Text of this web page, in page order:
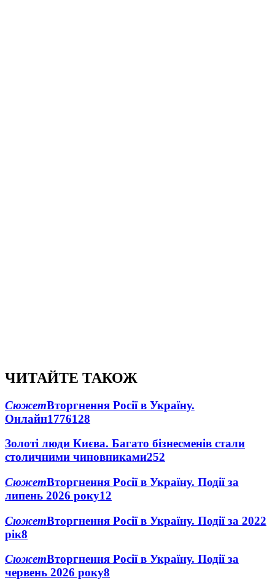
ЧИТАЙТЕ ТАКОЖ
СюжетВторгнення Росії в Україну.
Онлайн1776128
Золоті люди Києва. Багато бізнесменів стали
столичними чиновниками252
СюжетВторгнення Росії в Україну. Події за
липень 2026 року12
СюжетВторгнення Росії в Україну. Події за 2022
рік8
СюжетВторгнення Росії в Україну. Події за
червень 2026 року8